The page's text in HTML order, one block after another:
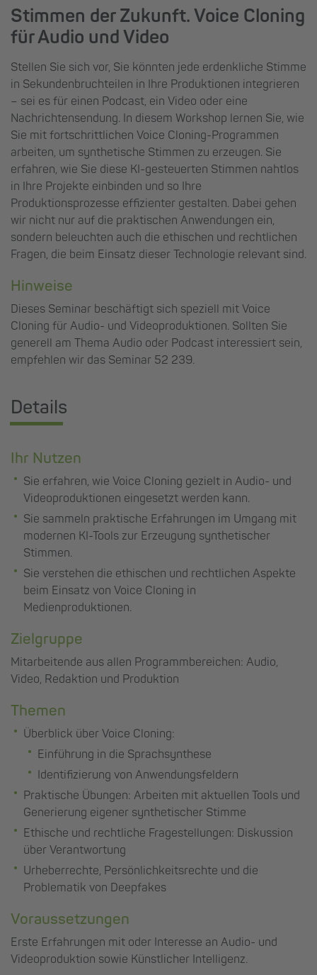
Stimmen der Zukunft. Voice Cloning
für Audio und Video
Stellen Sie sich vor, Sie könnten jede erdenkliche Stimme
in Sekundenbruchteilen in Ihre Produktionen integrieren
– sei es für einen Podcast, ein Video oder eine
Nachrichtensendung. In diesem Workshop lernen Sie, wie
Sie mit fortschrittlichen Voice Cloning-Programmen
arbeiten, um synthetische Stimmen zu erzeugen. Sie
erfahren, wie Sie diese KI-gesteuerten Stimmen nahtlos
in Ihre Projekte einbinden und so Ihre
Produktionsprozesse effizienter gestalten. Dabei gehen
wir nicht nur auf die praktischen Anwendungen ein,
sondern beleuchten auch die ethischen und rechtlichen
Fragen, die beim Einsatz dieser Technologie relevant sind.
Hinweise
Dieses Seminar beschäftigt sich speziell mit Voice
Cloning für Audio- und Videoproduktionen. Sollten Sie
generell am Thema Audio oder Podcast interessiert sein,
empfehlen wir das Seminar 52 239.
Details
Ihr Nutzen
Sie erfahren, wie Voice Cloning gezielt in Audio- und
Videoproduktionen eingesetzt werden kann.
Sie sammeln praktische Erfahrungen im Umgang mit
modernen KI-Tools zur Erzeugung synthetischer
Stimmen.
Sie verstehen die ethischen und rechtlichen Aspekte
beim Einsatz von Voice Cloning in
Medienproduktionen.
Zielgruppe
Mitarbeitende aus allen Programmbereichen: Audio,
Video, Redaktion und Produktion
Themen
Überblick über Voice Cloning:
Einführung in die Sprachsynthese
Identifizierung von Anwendungsfeldern
Praktische Übungen: Arbeiten mit aktuellen Tools und
Generierung eigener synthetischer Stimme
Ethische und rechtliche Fragestellungen: Diskussion
über Verantwortung
Urheberrechte, Persönlichkeitsrechte und die
Problematik von Deepfakes
Voraussetzungen
Erste Erfahrungen mit oder Interesse an Audio- und
Videoproduktion sowie Künstlicher Intelligenz.